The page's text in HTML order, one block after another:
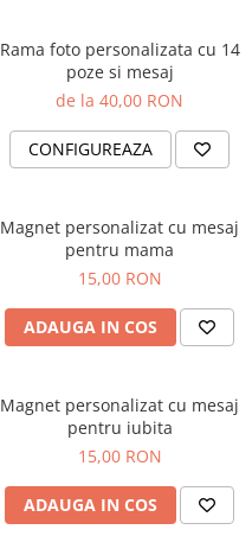
Rama foto personalizata cu 14
poze si mesaj
de la 40,00 RON
CONFIGUREAZA
Magnet personalizat cu mesaj
pentru mama
15,00 RON
ADAUGA IN COS
Magnet personalizat cu mesaj
pentru iubita
15,00 RON
ADAUGA IN COS